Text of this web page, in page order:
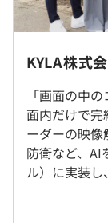
・AI顔認証シス
・歯科医院向
・OCRシステ
・異常検知シ
・大手通信会
・SaaSシステ
・生成AIチャ
◎リモート勤務
※都内常勤の可
就業場所の変
＜雇入時＞
埼玉オフィス
＜変更範囲＞
会社の定める
9:00~18:00
の自主性に任せ
・年間休日120
・完全週休2日制
KYLA株式
「画面の中
面内だけで
ーダーの映
防衛など、AI
ル）に実装
コーダーで